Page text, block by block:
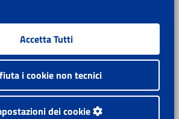
Accetta Tutti
i cookie non tecnici
dei cookie